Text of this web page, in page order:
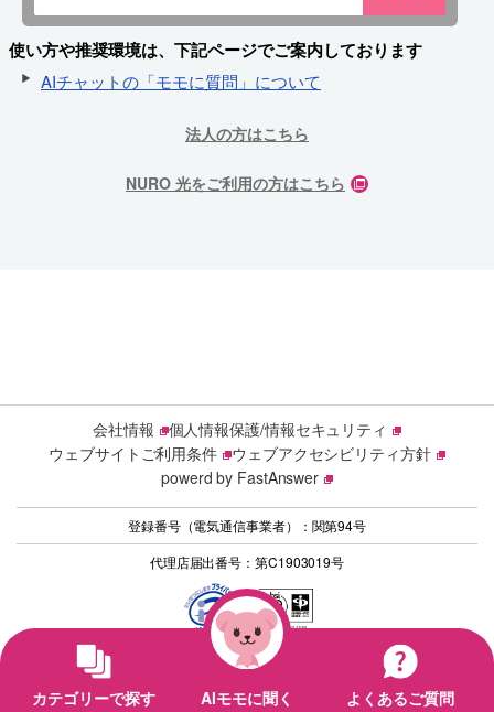
カテゴリーで探す よくあるご質問
AIモモに聞く
使い方や推奨環境は、下記ページでご案内しております
AIチャットの「モモに質問」について
法人の方はこちら
NURO 光をご利用の方はこちら
会社情報
個人情報保護/情報セキュリティ
ウェブサイトご利用条件
ウェブアクセシビリティ方針
powerd by FastAnswer
登録番号（電気通信事業者）：関第94号
代理店届出番号：第C1903019号
© 2026 Sony Network Communications Inc.